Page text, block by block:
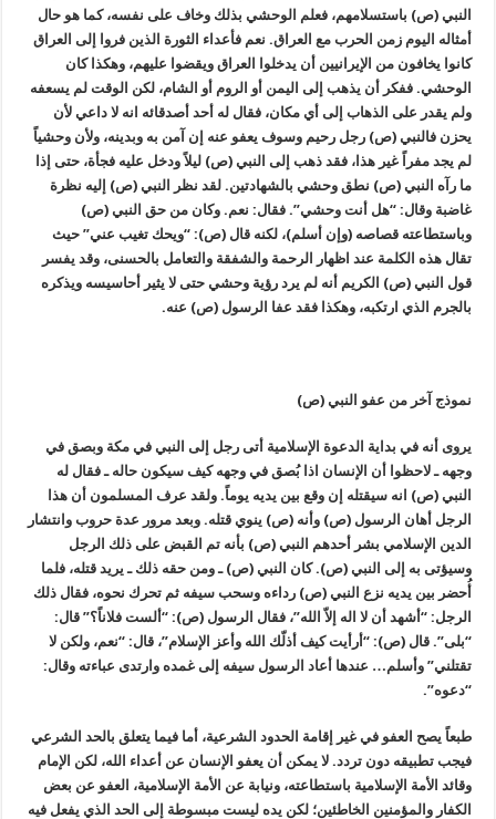
النبي (ص) باستسلامهم، فعلم الوحشي بذلك وخاف على نفسه، كما هو حال
أمثاله اليوم زمن الحرب مع العراق. نعم فأعداء الثورة الذين فروا إلى العراق
كانوا يخافون من الإيرانيين أن يدخلوا العراق ويقضوا عليهم، وهكذا كان
الوحشي. ففكر أن يذهب إلى اليمن أو الروم أو الشام، لكن الوقت لم يسعفه
ولم يقدر على الذهاب إلى أي مكان، فقال له أحد أصدقائه انه لا داعي لأن
يحزن فالنبي (ص) رجل رحيم وسوف يعفو عنه إن آمن به وبدينه، ولأن وحشياً
لم يجد مفراً غير هذا، فقد ذهب إلى النبي (ص) ليلاً ودخل عليه فجأة، حتى إذا
ما رآه النبي (ص) نطق وحشي بالشهادتين. لقد نظر النبي (ص) إليه نظرة
غاضبة وقال: “هل أنت وحشي”. فقال: نعم. وكان من حق النبي (ص)
وباستطاعته قصاصه (وإن أسلم)، لكنه قال (ص): “ويحك تغيب عني” حيث
تقال هذه الكلمة عند اظهار الرحمة والشفقة والتعامل بالحسنى، وقد يفسر
قول النبي (ص) الكريم أنه لم يرد رؤية وحشي حتى لا يثير أحاسيسه ويذكره
بالجرم الذي ارتكبه، وهكذا فقد عفا الرسول (ص) عنه.
نموذج آخر من عفو النبي (ص)
يروى أنه في بداية الدعوة الإسلامية أتى رجل إلى النبي في مكة وبصق في
وجهه ـ لاحظوا أن الإنسان اذا بُصق في وجهه كيف سيكون حاله ـ فقال له
النبي (ص) انه سيقتله إن وقع بين يديه يوماً. ولقد عرف المسلمون أن هذا
الرجل أهان الرسول (ص) وأنه (ص) ينوي قتله. وبعد مرور عدة حروب وانتشار
الدين الإسلامي بشر أحدهم النبي (ص) بأنه تم القبض على ذلك الرجل
وسيؤتى به إلى النبي (ص). كان النبي (ص) ـ ومن حقه ذلك ـ يريد قتله، فلما
أُحضر بين يديه نزع النبي (ص) رداءه وسحب سيفه ثم تحرك نحوه، فقال ذلك
الرجل: “أشهد أن لا اله إلاّ الله”، فقال الرسول (ص): “ألست فلاناً؟” قال:
“بلى”. قال (ص): “أرأيت كيف أذلّك الله وأعز الإسلام”، قال: “نعم، ولكن لا
تقتلني” وأسلم… عندها أعاد الرسول سيفه إلى غمده وارتدى عباءته وقال:
“دعوه”.
طبعاً يصح العفو في غير إقامة الحدود الشرعية، أما فيما يتعلق بالحد الشرعي
فيجب تطبيقه دون تردد. لا يمكن أن يعفو الإنسان عن أعداء الله، لكن الإمام
وقائد الأمة الإسلامية باستطاعته، ونيابة عن الأمة الإسلامية، العفو عن بعض
الكفار والمؤمنين الخاطئين؛ لكن يده ليست مبسوطة إلى الحد الذي يفعل فيه